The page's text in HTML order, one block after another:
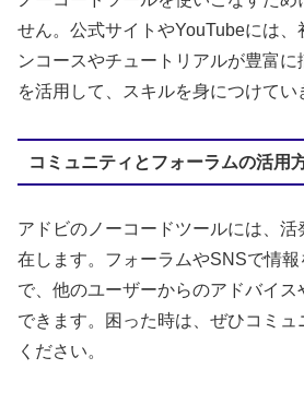
せん。公式サイトやYouTubeには、
ンコースやチュートリアルが豊富に
を活用して、スキルを身につけてい
コミュニティとフォーラムの活用
アドビのノーコードツールには、
在します。フォーラムやSNSで情報
で、他のユーザーからのアドバイ
できます。困った時は、ぜひコミュ
ください。